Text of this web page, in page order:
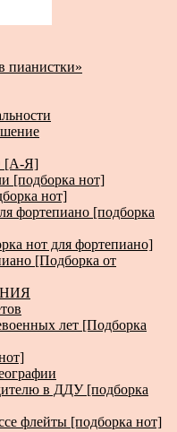
пианистки»
Я]
[подборка нот]
нот]
фортепиано [подборка
нот для фортепиано]
[Подборка от
лет [Подборка
в ДДУ [подборка
флейты [подборка нот]